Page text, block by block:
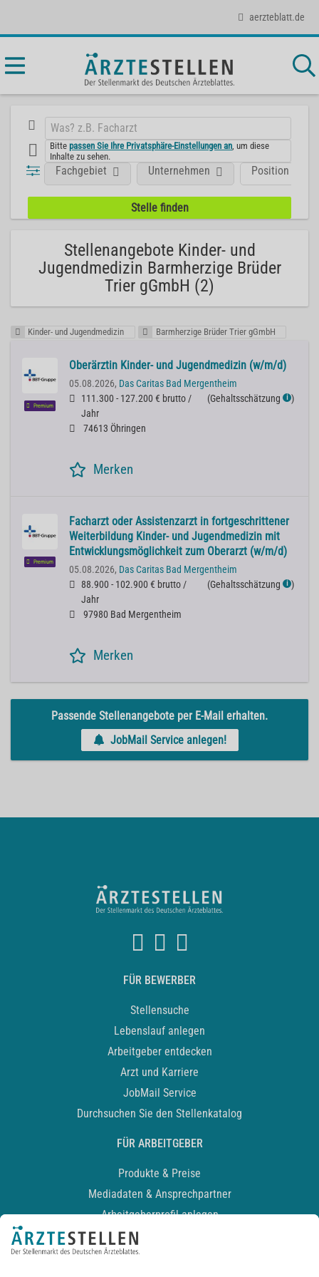
aerzteblatt.de
Bittepassen Sie Ihre Privatsphäre-Einstellungen an , um diese
Inhalte zu sehen.
Position
Fachgebiet Unternehmen
Stellenangebote Kinder- und
Jugendmedizin Barmherzige Brüder
Trier gGmbH (2)
Kinder- und Jugendmedizin Barmherzige Brüder Trier gGmbH
Premium
Oberärztin Kinder- und Jugendmedizin (w/m/d)
05.08.2026, Das Caritas Bad Mergentheim
111.300 - 127.200 € brutto /
Jahr
(Gehaltsschätzung ℹ )
74613 Öhringen
Merken
Premium
Facharzt oder Assistenzarzt in fortgeschrittener
Weiterbildung Kinder- und Jugendmedizin mit
Entwicklungsmöglichkeit zum Oberarzt (w/m/d)
05.08.2026, Das Caritas Bad Mergentheim
88.900 - 102.900 € brutto /
Jahr
(Gehaltsschätzung ℹ )
97980 Bad Mergentheim
Merken
Passende Stellenangebote per E-Mail erhalten.
JobMail Service anlegen!
FÜR BEWERBER
Stellensuche
Lebenslauf anlegen
Arbeitgeber entdecken
Arzt und Karriere
JobMail Service
Durchsuchen Sie den Stellenkatalog
FÜR ARBEITGEBER
Produkte & Preise
Mediadaten & Ansprechpartner
Arbeitgeberprofil anlegen
Recruiting-Podcast